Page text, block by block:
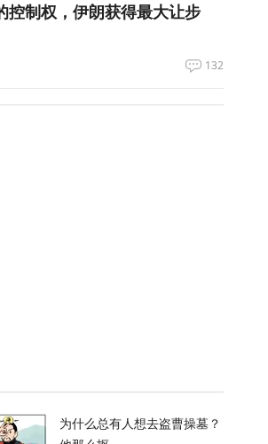
控制权，伊朗获得最大让步
132
为什么总有人想去盗曹操墓？